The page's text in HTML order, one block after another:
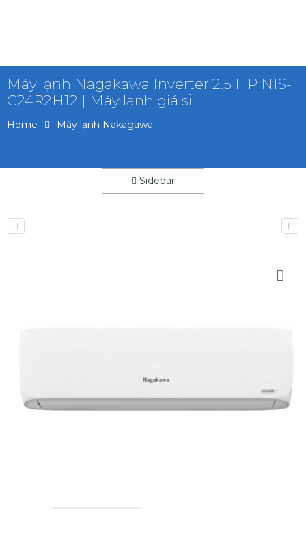
Máy lạnh Nagakawa Inverter 2.5 HP NIS-
C24R2H12 | Máy lạnh giá sỉ
Home Máy lạnh Nakagawa
Sidebar